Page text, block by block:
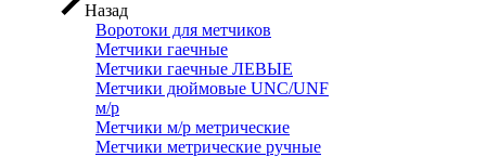
Назад
Воротоки для метчиков
Метчики гаечные
Метчики гаечные ЛЕВЫЕ
Метчики дюймовые UNC/UNF
м/р
Метчики м/р метрические
Метчики метрические ручные